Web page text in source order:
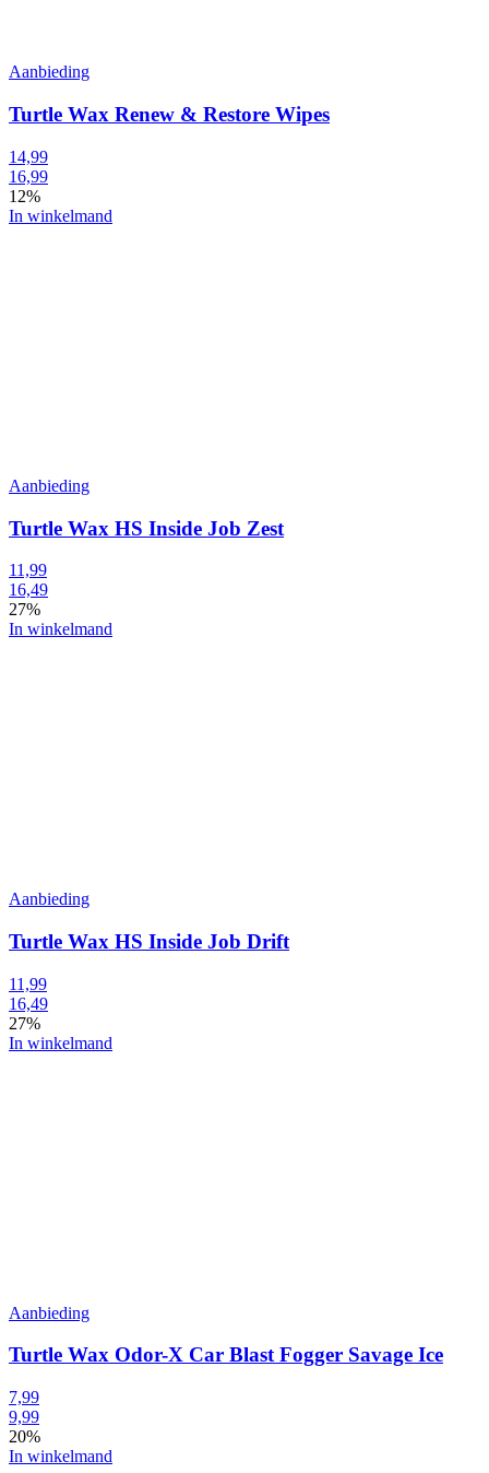
Aanbieding
Turtle Wax Renew & Restore Wipes
14,99
16,99
12%
In winkelmand
Aanbieding
Turtle Wax HS Inside Job Zest
11,99
16,49
27%
In winkelmand
Aanbieding
Turtle Wax HS Inside Job Drift
11,99
16,49
27%
In winkelmand
Aanbieding
Turtle Wax Odor-X Car Blast Fogger Savage Ice
7,99
9,99
20%
In winkelmand